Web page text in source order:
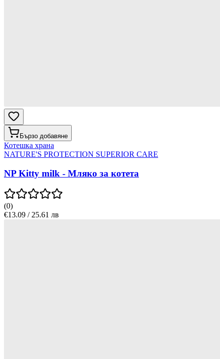
Бързо добавяне
Котешка храна
NATURE'S PROTECTION SUPERIOR CARE
NP Kitty milk - Мляко за котета
(0)
€13.09 / 25.61 лв